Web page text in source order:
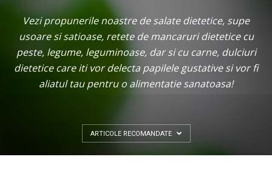
Vezi propunerile noastre de salate dietetice, supe
usoare si satioase, retete de mancaruri dietetice cu
peste, legume, leguminoase, dar si cu carne, dulciuri
dietetice care iti vor delecta papilele gustative si vor fi
aliatul tau pentru o alimentatie sanatoasa!
ARTICOLE RECOMANDATE